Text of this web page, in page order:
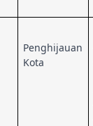
Penghijauan
Kota